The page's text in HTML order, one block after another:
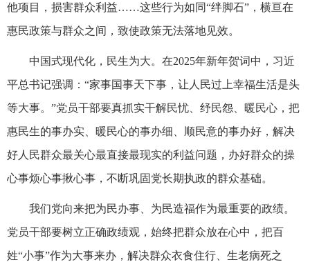
他项目，损害群众利益……这些行为如同“绊脚石”，横亘在
惠民政策与群众之间，致使政策无法落地见效。
中国式现代化，民生为大。在2025年新年贺词中，习近
平总书记强调：“家事国事天下事，让人民过上幸福生活是头
等大事。”党员干部要真抓实干解民忧、纾民怨、暖民心，把
惠民生的事办实、暖民心的事办细、顺民意的事办好，解决
好人民群众最关心最直接最现实的利益问题，办好群众的操
心事烦心事揪心事，不断巩固党长期执政的群众基础。
我们党向来把为民办事、为民造福作为最重要的政绩。
党员干部要树立正确政绩观，始终把群众放在心中，把百
姓“小事”作为大事来办，解决群众衣食住行、生老病死之